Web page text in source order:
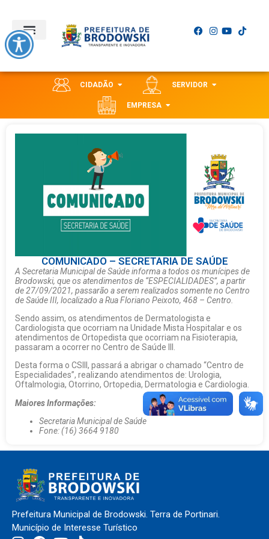
CIDADÃO SERVIDOR
EMPRESA
COMUNICADO – SECRETARIA DE SAÚDE
A Secretaria Municipal de Saúde informa a todos os munícipes de
Brodowski, que os atendimentos de “ESPECIALIDADES”, a partir
de 27/09/2021, passarão a serem realizados somente no Centro
de Saúde III, localizado a Rua Floriano Peixoto, 468 – Centro.
Sendo assim, os atendimentos de Dermatologista e
Cardiologista que ocorriam na Unidade Mista Hospitalar e os
atendimentos de Ortopedista que ocorriam na Fisioterapia,
passaram a ocorrer no Centro de Saúde III.
Desta forma o CSIII, passará a abrigar o chamado “Centro de
Especialidades”, realizando atendimentos de: Urologia,
Oftalmologia, Otorrino, Ortopedia, Dermatologia e Cardiologia.
Maiores Informações:
Secretaria Municipal de Saúde
Fone: (16) 3664 9180
Prefeitura Municipal de Brodowski. Terra de Portinari.
Município de Interesse Turístico